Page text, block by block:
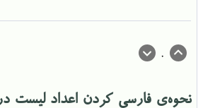
0
نحوه‌ی فارسی کردن اعداد لیست در ورد